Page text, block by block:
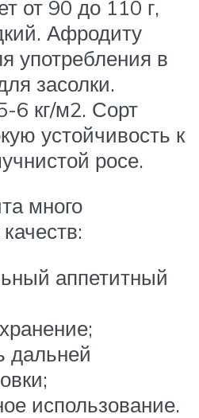
от 90 до 110 г,
Афродиту
употребления в
засолки.
6 кг/м2. Сорт
устойчивость к
росе.
много
аппетитный
дальней
использование.